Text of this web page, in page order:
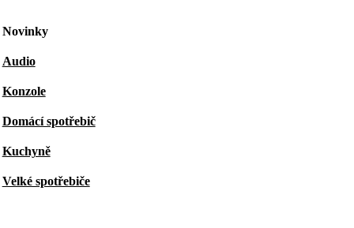
Novinky
Audio
Konzole
Domácí spotřebič
Kuchyně
Velké spotřebiče